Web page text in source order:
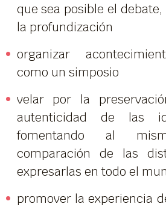
que sea posible el
la profundización
organizar
como un simposio
velar por la
autenticidad de las
fomentando al
comparación de las
expresarlas en todo el
promover la experiencia